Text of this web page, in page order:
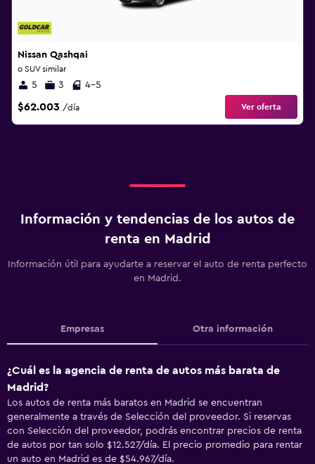
Nissan Qashqai
o SUV similar
5 3 4-5
$62.003 /día Ver oferta
Información y tendencias de los autos de
renta en Madrid
Información útil para ayudarte a reservar el auto de renta perfecto
en Madrid.
Empresas Otra información
¿Cuál es la agencia de renta de autos más barata de
Madrid?
Los autos de renta más baratos en Madrid se encuentran
generalmente a través de Selección del proveedor. Si reservas
con Selección del proveedor, podrás encontrar precios de renta
de autos por tan solo $12.527/día. El precio promedio para rentar
un auto en Madrid es de $54.967/día.